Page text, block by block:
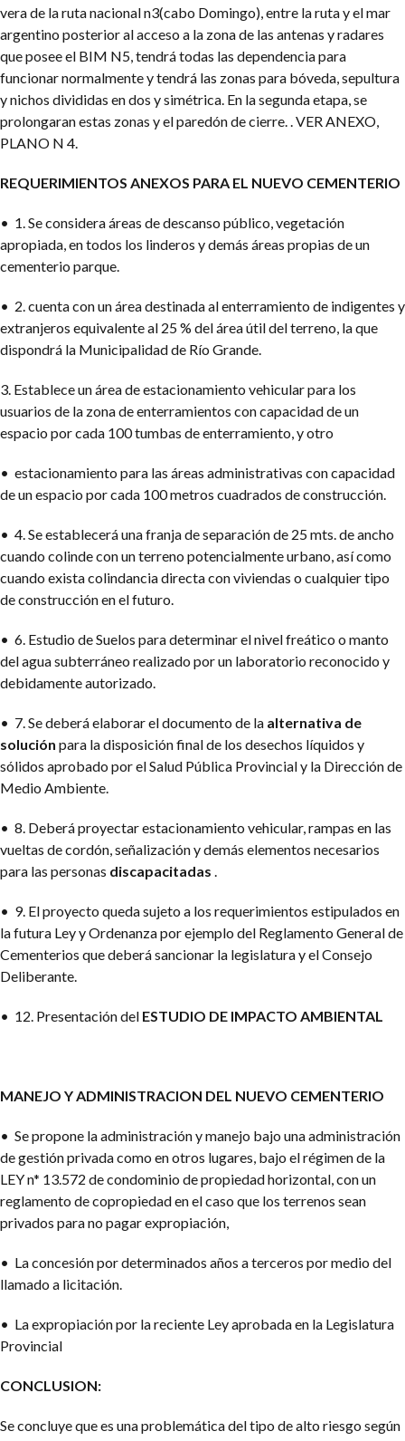
vera de la ruta nacional n3(cabo Domingo), entre la ruta y el mar
argentino posterior al acceso a la zona de las antenas y radares
que posee el BIM N5, tendrá todas las dependencia para
funcionar normalmente y tendrá las zonas para bóveda, sepultura
y nichos divididas en dos y simétrica. En la segunda etapa, se
prolongaran estas zonas y el paredón de cierre. . VER ANEXO,
PLANO N 4.
REQUERIMIENTOS ANEXOS PARA EL NUEVO CEMENTERIO
• 1. Se considera áreas de descanso público, vegetación
apropiada, en todos los linderos y demás áreas propias de un
cementerio parque.
• 2. cuenta con un área destinada al enterramiento de indigentes y
extranjeros equivalente al 25 % del área útil del terreno, la que
dispondrá la Municipalidad de Río Grande.
3. Establece un área de estacionamiento vehicular para los
usuarios de la zona de enterramientos con capacidad de un
espacio por cada 100 tumbas de enterramiento, y otro
• estacionamiento para las áreas administrativas con capacidad
de un espacio por cada 100 metros cuadrados de construcción.
• 4. Se establecerá una franja de separación de 25 mts. de ancho
cuando colinde con un terreno potencialmente urbano, así como
cuando exista colindancia directa con viviendas o cualquier tipo
de construcción en el futuro.
• 6. Estudio de Suelos para determinar el nivel freático o manto
del agua subterráneo realizado por un laboratorio reconocido y
debidamente autorizado.
• 7. Se deberá elaborar el documento de la alternativa de
solución para la disposición final de los desechos líquidos y
sólidos aprobado por el Salud Pública Provincial y la Dirección de
Medio Ambiente.
• 8. Deberá proyectar estacionamiento vehicular, rampas en las
vueltas de cordón, señalización y demás elementos necesarios
para las personas discapacitadas .
• 9. El proyecto queda sujeto a los requerimientos estipulados en
la futura Ley y Ordenanza por ejemplo del Reglamento General de
Cementerios que deberá sancionar la legislatura y el Consejo
Deliberante.
• 12. Presentación del ESTUDIO DE IMPACTO AMBIENTAL
MANEJO Y ADMINISTRACION DEL NUEVO CEMENTERIO
• Se propone la administración y manejo bajo una administración
de gestión privada como en otros lugares, bajo el régimen de la
LEY n* 13.572 de condominio de propiedad horizontal, con un
reglamento de copropiedad en el caso que los terrenos sean
privados para no pagar expropiación,
• La concesión por determinados años a terceros por medio del
llamado a licitación.
• La expropiación por la reciente Ley aprobada en la Legislatura
Provincial
CONCLUSION:
Se concluye que es una problemática del tipo de alto riesgo según